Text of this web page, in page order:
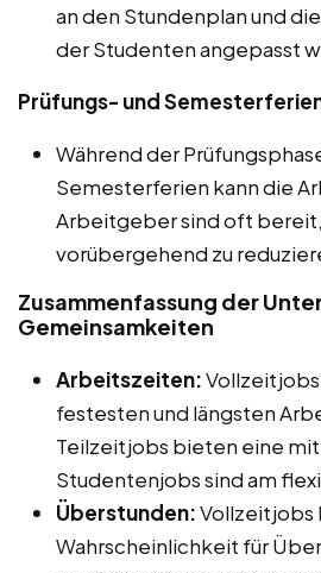
an den Stundenplan und
der Studenten angepasst
Prüfungs- und
Während der
Semesterferien kann die
Arbeitgeber sind oft
vorübergehend zu
Zusammenfassung der
Gemeinsamkeiten
Arbeitszeiten:
festesten und längsten
Teilzeitjobs bieten eine
Studentenjobs sind am
Überstunden:Vollzeitjobs
Wahrscheinlichkeit für